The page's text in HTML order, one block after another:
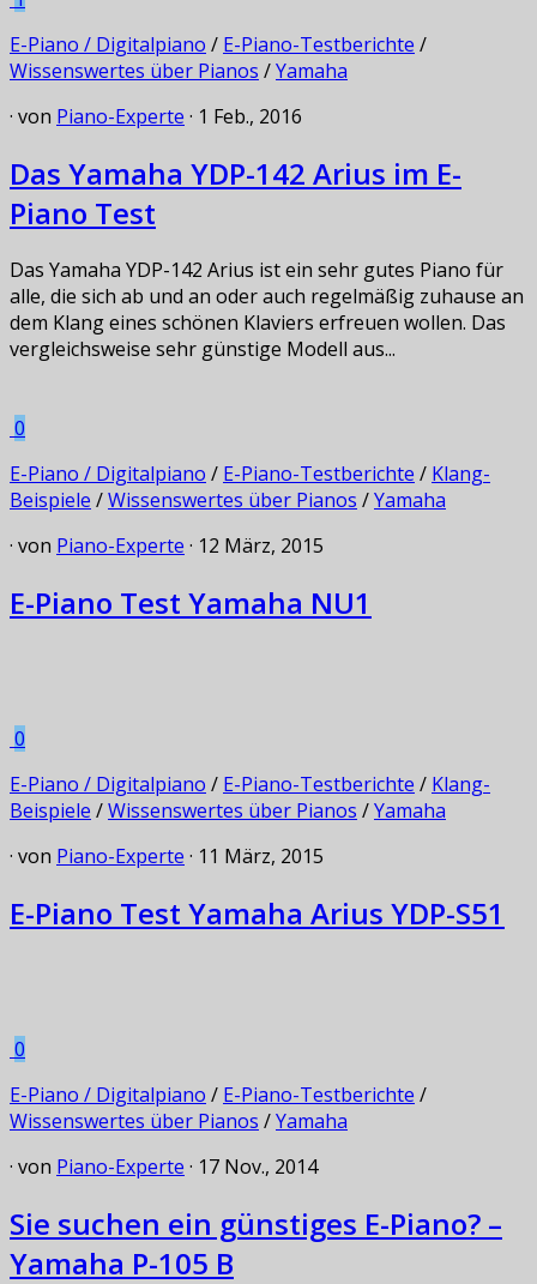
E-Piano / Digitalpiano / E-Piano-Testberichte /
Wissenswertes über Pianos /Yamaha
· von Piano-Experte · 1 Feb., 2016
Das Yamaha YDP-142 Arius im E-
Piano Test
Das Yamaha YDP-142 Arius ist ein sehr gutes Piano für
alle, die sich ab und an oder auch regelmäßig zuhause an
dem Klang eines schönen Klaviers erfreuen wollen. Das
vergleichsweise sehr günstige Modell aus...
0
E-Piano / Digitalpiano / E-Piano-Testberichte / Klang-
Beispiele /Wissenswertes über Pianos /Yamaha
· von Piano-Experte · 12 März, 2015
E-Piano Test Yamaha NU1
0
E-Piano / Digitalpiano / E-Piano-Testberichte / Klang-
Beispiele /Wissenswertes über Pianos /Yamaha
· von Piano-Experte · 11 März, 2015
E-Piano Test Yamaha Arius YDP-S51
0
E-Piano / Digitalpiano / E-Piano-Testberichte /
Wissenswertes über Pianos /Yamaha
· von Piano-Experte · 17 Nov., 2014
Sie suchen ein günstiges E-Piano? –
Yamaha P-105 B